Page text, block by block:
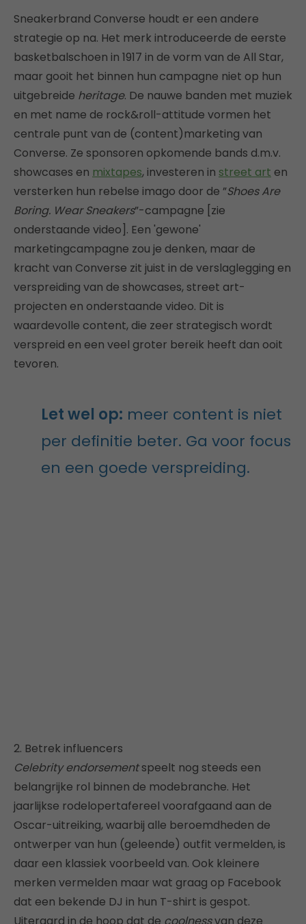
Sneakerbrand Converse houdt er een andere
strategie op na. Het merk introduceerde de eerste
basketbalschoen in 1917 in de vorm van de All Star,
maar gooit het binnen hun campagne niet op hun
uitgebreide heritage. De nauwe banden met muziek
en met name de rock&roll-attitude vormen het
centrale punt van de (content)marketing van
Converse. Ze sponsoren opkomende bands d.m.v.
showcases en mixtapes, investeren in street art en
versterken hun rebelse imago door de ”Shoes Are
Boring. Wear Sneakers”-campagne [zie
onderstaande video]. Een 'gewone'
marketingcampagne zou je denken, maar de
kracht van Converse zit juist in de verslaglegging en
verspreiding van de showcases, street art-
projecten en onderstaande video. Dit is
waardevolle content, die zeer strategisch wordt
verspreid en een veel groter bereik heeft dan ooit
tevoren.
Let wel op: meer content is niet
per definitie beter. Ga voor focus
en een goede verspreiding.
2. Betrek influencers
Celebrity endorsementspeelt nog steeds een
belangrijke rol binnen de modebranche. Het
jaarlijkse rodelopertafereel voorafgaand aan de
Oscar-uitreiking, waarbij alle beroemdheden de
ontwerper van hun (geleende) outfit vermelden, is
daar een klassiek voorbeeld van. Ook kleinere
merken vermelden maar wat graag op Facebook
dat een bekende DJ in hun T-shirt is gespot.